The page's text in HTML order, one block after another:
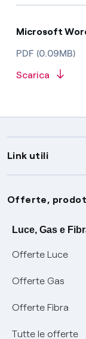
Microsoft
PDF (0.09MB)
Scarica
Link utili
Assistenza
Avvisi
SOS luce e gas
Conciliazioni e
Negoziazione
Informazioni
Servizi
Moduli e
Documenti Fibra
Offerte,
Luce, Gas e
Offerte Luce
Offerte Gas
Offerte Fibra
Tutte le offerte